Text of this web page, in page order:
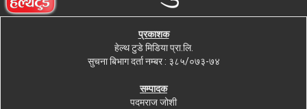
प्रकाशक
हेल्थ टुडे मिडिया प्रा.लि.
सुचना बिभाग दर्ता नम्बर : ३८५/०७३-७४
सम्पादक
पदमराज जोशी